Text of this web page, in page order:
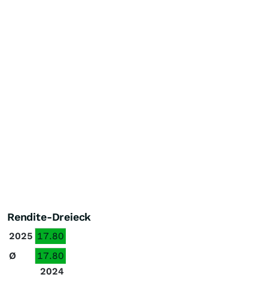
Rendite-Dreieck
2025 17.80
Ø
17.80
2024